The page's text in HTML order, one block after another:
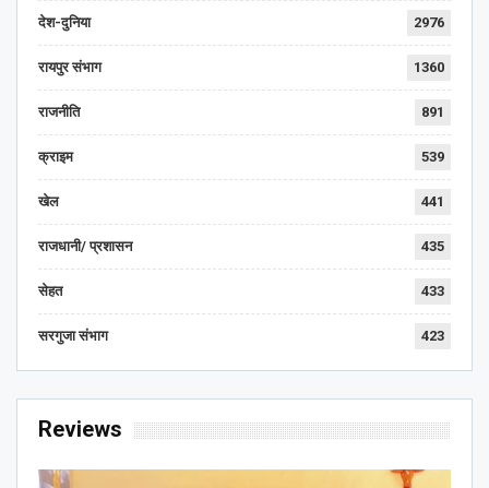
देश-दुनिया 2976
रायपुर संभाग 1360
राजनीति 891
क्राइम 539
खेल 441
राजधानी/ प्रशासन 435
सेहत 433
सरगुजा संभाग 423
Reviews